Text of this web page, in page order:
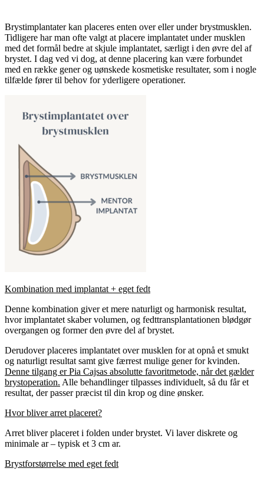
Brystimplantater kan placeres enten over eller under brystmusklen.
Tidligere har man ofte valgt at placere implantatet under musklen
med det formål bedre at skjule implantatet, særligt i den øvre del af
brystet. I dag ved vi dog, at denne placering kan være forbundet
med en række gener og uønskede kosmetiske resultater, som i nogle
tilfælde fører til behov for yderligere operationer.
Kombination med implantat + eget fedt
Denne kombination giver et mere naturligt og harmonisk resultat,
hvor implantatet skaber volumen, og fedttransplantationen blødgør
overgangen og former den øvre del af brystet.
Derudover placeres implantatet over musklen for at opnå et smukt
og naturligt resultat samt give færrest mulige gener for kvinden.
Denne tilgang er Pia Cajsas absolutte favoritmetode, når det gælder
brystoperation. Alle behandlinger tilpasses individuelt, så du får et
resultat, der passer præcist til din krop og dine ønsker.
Hvor bliver arret placeret?
Arret bliver placeret i folden under brystet. Vi laver diskrete og
minimale ar – typisk et 3 cm ar.
Brystforstørrelse med eget fedt